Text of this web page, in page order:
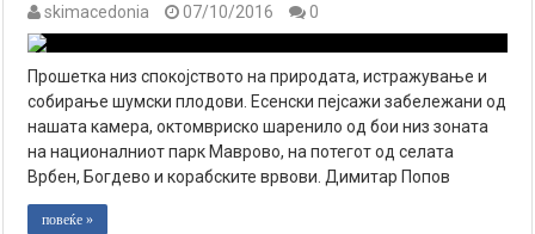
skimacedonia 07/10/2016 0
Прошетка низ спокојството на природата, истражување и
собирање шумски плодови. Есенски пејсажи забележани од
нашата камера, октомвриско шаренило од бои низ зоната
на националниот парк Маврово, на потегот од селата
Врбен, Богдево и корабските врвови. Димитар Попов
повеќе »